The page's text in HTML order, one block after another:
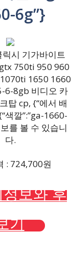
6g”}
시 기가바이트
750ti 950 960
1650 1660
6-8gb 비디오 카
탑 cp, {“에서 배
색깔”:”ga-1660-
를 볼 수 있습니
다.
: 724,700원
보와 후
기